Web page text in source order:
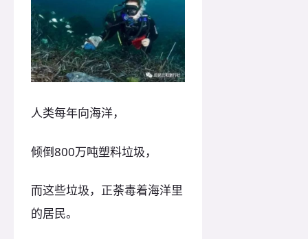
人类每年向海洋，
倾倒800万吨塑料垃圾，
而这些垃圾，正荼毒着海洋里
的居民。